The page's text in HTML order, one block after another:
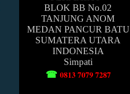
BLOK BB No.02
TANJUNG ANOM
MEDAN PANCUR BATU
SUMATERA UTARA
INDONESIA
Simpati
☎ 0813 7079 7287